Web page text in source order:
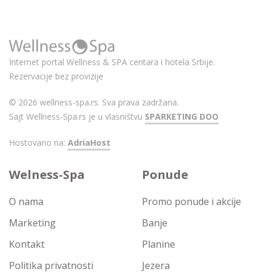
Internet portal Wellness & SPA centara i hotela Srbije.
Rezervacije bez provizije
© 2026 wellness-spa.rs. Sva prava zadržana.
Sajt Wellness-Spa.rs je u vlasništvu SPARKETING DOO
Hostovano na: AdriaHost
Welness-Spa
O nama
Marketing
Kontakt
Politika privatnosti
Ponude
Promo ponude i akcije
Banje
Planine
Jezera